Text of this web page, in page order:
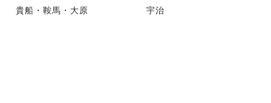
貴船・鞍馬・大原 宇治